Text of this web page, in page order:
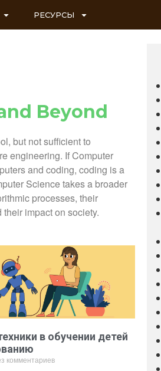
РЕСУРСЫ
Beyond
but not sufficient to
engineering. If Computer
and coding, coding is a
Science takes a broader
processes, their
impact on society.
в обучении детей
комментариев